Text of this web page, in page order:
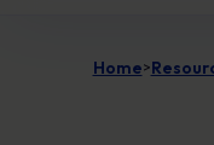
Home>